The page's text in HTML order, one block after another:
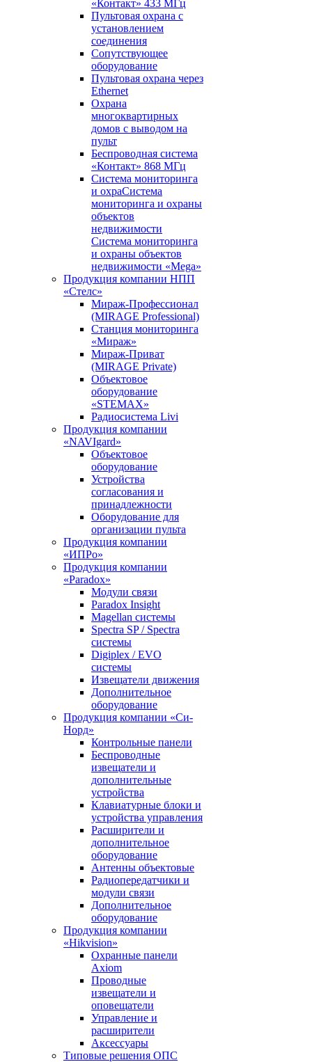
«Контакт» 433 МГц
Пультовая охрана с
установлением
соединения
Сопутствующее
оборудование
Пультовая охрана через
Ethernet
Охрана
многоквартирных
домов с выводом на
пульт
Беспроводная система
«Контакт» 868 МГц
Система мониторинга
и охраСистема
мониторинга и охраны
объектов
недвижимости
Система мониторинга
и охраны объектов
недвижимости «Mega»
Продукция компании НПП
«Стелс»
Мираж-Профессионал
(MIRAGE Professional)
Станция мониторинга
«Мираж»
Мираж-Приват
(MIRAGE Private)
Объектовое
оборудование
«STEMAX»
Радиосистема Livi
Продукция компании
«NAVIgard»
Объектовое
оборудование
Устройства
согласования и
принадлежности
Оборудование для
организации пульта
Продукция компании
«ИПРо»
Продукция компании
«Paradox»
Модули связи
Paradox Insight
Magellan системы
Spectra SP / Spectra
системы
Digiplex / EVO
системы
Извещатели движения
Дополнительное
оборудование
Продукция компании «Си-
Норд»
Контрольные панели
Беспроводные
извещатели и
дополнительные
устройства
Клавиатурные блоки и
устройства управления
Расширители и
дополнительное
оборудование
Антенны объектовые
Радиопередатчики и
модули связи
Дополнительное
оборудование
Продукция компании
«Hikvision»
Охранные панели
Axiom
Проводные
извещатели и
оповещатели
Управление и
расширители
Аксессуары
Типовые решения ОПС